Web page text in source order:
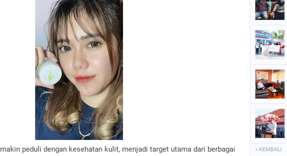
peduli dengan kesehatan kulit, menjadi target utama dari berbagai
« KEMBALI